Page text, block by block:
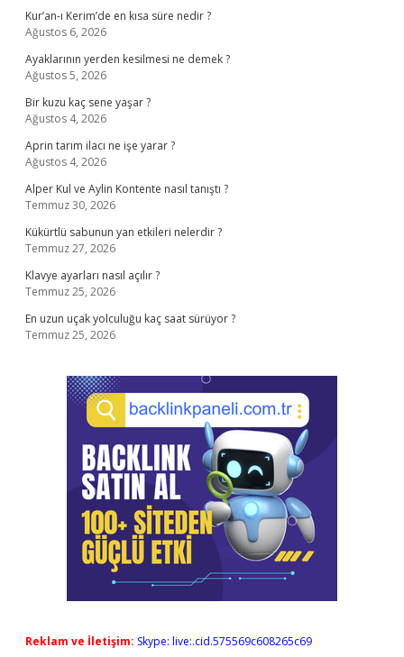
Kur’an-ı Kerim’de en kısa süre nedir ?
Ağustos 6, 2026
Ayaklarının yerden kesilmesi ne demek ?
Ağustos 5, 2026
Bir kuzu kaç sene yaşar ?
Ağustos 4, 2026
Aprin tarım ilacı ne işe yarar ?
Ağustos 4, 2026
Alper Kul ve Aylin Kontente nasıl tanıştı ?
Temmuz 30, 2026
Kükürtlü sabunun yan etkileri nelerdir ?
Temmuz 27, 2026
Klavye ayarları nasıl açılır ?
Temmuz 25, 2026
En uzun uçak yolculuğu kaç saat sürüyor ?
Temmuz 25, 2026
Reklam ve İletişim: Skype: live:.cid.575569c608265c69